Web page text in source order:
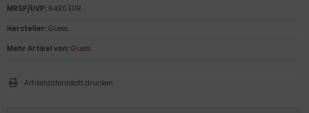
MRSP/UVP: 64,90 EUR
Hersteller: Guess
Mehr Artikel von: Guess
Artikeldatenblatt drucken